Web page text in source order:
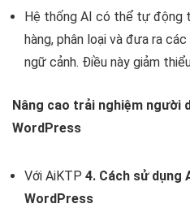
Hệ thống AI có thể tự động
hàng, phân loại và đưa ra
ngữ cảnh. Điều này giảm
Nâng cao trải nghiệm người
WordPress
Với AiKTP 4. Cách sử dụng
WordPress